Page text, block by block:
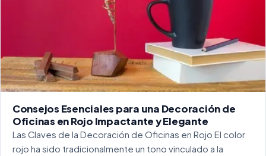
Consejos Esenciales para una Decoración de
Oficinas en Rojo Impactante y Elegante
Las Claves de la Decoración de Oficinas en Rojo El color
rojo ha sido tradicionalmente un tono vinculado a la